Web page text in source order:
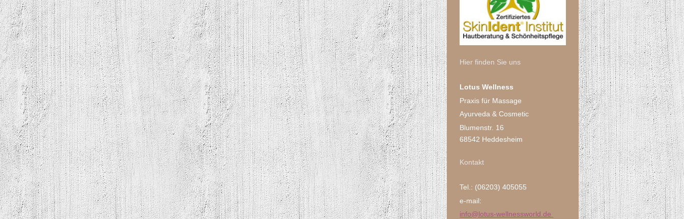
Hier finden Sie uns
Lotus Wellness
Praxis für Massage
Ayurveda & Cosmetic
Blumenstr. 16
68542 Heddesheim
Kontakt
Tel.: (06203) 405055
e-mail:
info@lotus-wellnessworld.de